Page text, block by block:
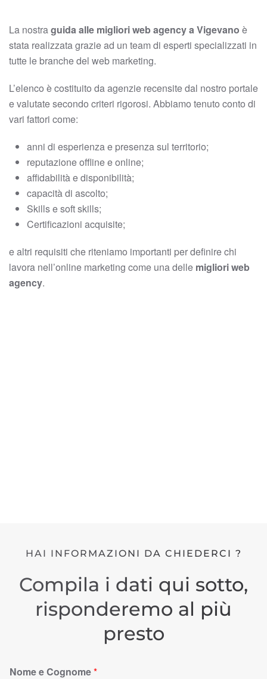
La nostraguida alle migliori web agency a Vigevano è
stata realizzata grazie ad un team di esperti specializzati in
tutte le branche del web marketing.
L’elenco è costituito da agenzie recensite dal nostro portale
e valutate secondo criteri rigorosi. Abbiamo tenuto conto di
vari fattori come:
anni di esperienza e presenza sul territorio;
reputazione offline e online;
affidabilità e disponibilità;
capacità di ascolto;
Skills e soft skills;
Certificazioni acquisite;
e altri requisiti che riteniamo importanti per definire chi
lavora nell’online marketing come una delle migliori web
agency.
HAI INFORMAZIONI DA CHIEDERCI ?
Compila i dati qui sotto,
risponderemo al più
presto
Nome e Cognome*